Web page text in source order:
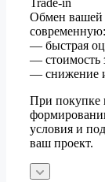
Обмен вашей
современную:
— быстрая
— стоимость
— снижение
При покупке
условия и
ваш проект.